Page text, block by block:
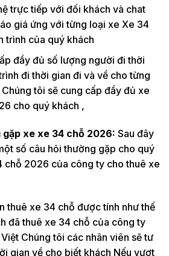
trực tiếp với đối khách và chat
giá ứng với từng loại xe Xe 34
trình của quý khách
đầy đủ số lượng người đi thời
đi thời gian đi và về cho từng
tôi sẽ cung cấp đầy đủ xe
cho quý khách ,
xe xe 34 chỗ 2026: Sau đây
số câu hỏi thường gặp cho quý
chỗ 2026 của công ty cho thuê xe
thuê xe 34 chỗ được tính như thế
đã thuê xe 34 chỗ của công ty
Chúng tôi các nhân viên sẽ tư
gian về cho biết khách Nếu vượt